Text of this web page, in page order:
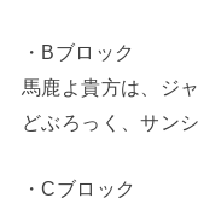
・Bブロック
馬鹿よ貴方は、ジ
どぶろっく、サン
・Cブロック